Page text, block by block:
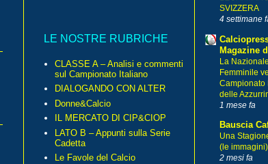
LE NOSTRE RUBRICHE
CLASSE A – Analisi e commenti
sul Campionato Italiano
DIALOGANDO CON ALTER
Donne&Calcio
IL MERCATO DI CIP&CIOP
LATO B – Appunti sulla Serie
Cadetta
Le Favole del Calcio
SVIZZERA
4 settimane
Magazine
La
Femminile
Campionato
delle
1 mese fa
Bauscia
Una
(le
2 mesi fa